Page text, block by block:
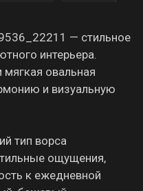
— стильное
интерьера.
овальная
и визуальную
тип ворса
ощущения,
к ежедневной